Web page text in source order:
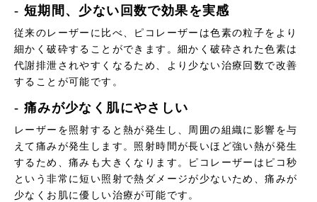
- 短期間、少ない回数で効果を実感
従来のレーザーに比べ、ピコレーザーは色素の粒子をより
細かく破砕することができます。細かく破砕された色素は
代謝排泄されやすくなるため、より少ない治療回数で改善
することが可能です。
- 痛みが少なく肌にやさしい
レーザーを照射すると熱が発生し、周囲の組織に影響を与
えて痛みが発生します。照射時間が長いほど強い熱が発生
するため、痛みも大きくなります。ピコレーザーはピコ秒
という非常に短い照射で熱ダメージが少ないため、痛みが
少なくお肌に優しい治療が可能です。